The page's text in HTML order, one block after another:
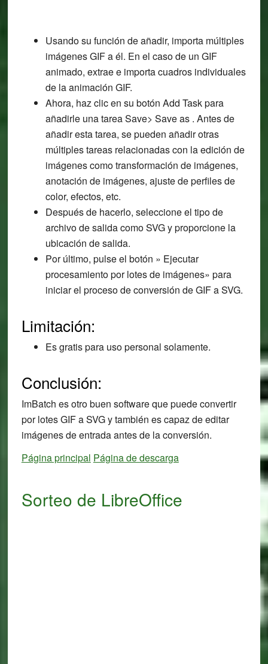
Usando su función de añadir, importa múltiples
imágenes GIF a él. En el caso de un GIF
animado, extrae e importa cuadros individuales
de la animación GIF.
Ahora, haz clic en su botón Add Task para
añadirle una tarea Save> Save as . Antes de
añadir esta tarea, se pueden añadir otras
múltiples tareas relacionadas con la edición de
imágenes como transformación de imágenes,
anotación de imágenes, ajuste de perfiles de
color, efectos, etc.
Después de hacerlo, seleccione el tipo de
archivo de salida como SVG y proporcione la
ubicación de salida.
Por último, pulse el botón » Ejecutar
procesamiento por lotes de imágenes» para
iniciar el proceso de conversión de GIF a SVG.
Limitación:
Es gratis para uso personal solamente.
Conclusión:
ImBatch es otro buen software que puede convertir
por lotes GIF a SVG y también es capaz de editar
imágenes de entrada antes de la conversión.
Página principal Página de descarga
Sorteo de LibreOffice